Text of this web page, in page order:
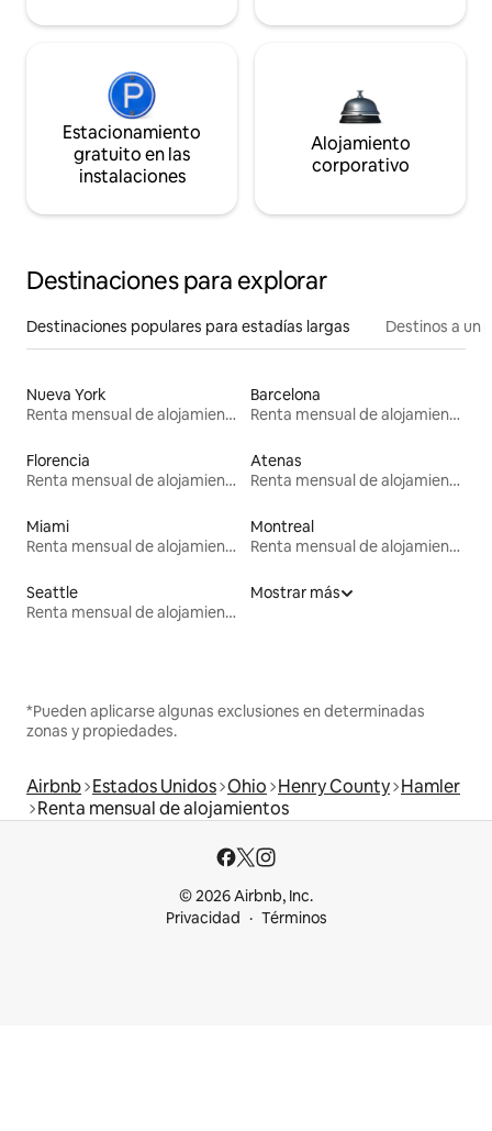
Estacionamiento
gratuito en las
instalaciones
Alojamiento
corporativo
Destinaciones para explorar
Destinaciones populares para estadías largas Destinos a un
Nueva York
Renta mensual de alojamientos
Barcelona
Renta mensual de alojamientos
Florencia
Renta mensual de alojamientos
Atenas
Renta mensual de alojamientos
Miami
Renta mensual de alojamientos
Montreal
Renta mensual de alojamientos
Seattle
Renta mensual de alojamientos
Mostrar más
*Pueden aplicarse algunas exclusiones en determinadas
zonas y propiedades.
Airbnb Estados Unidos Ohio Henry County Hamler
Renta mensual de alojamientos
© 2026 Airbnb, Inc.
Privacidad
Términos